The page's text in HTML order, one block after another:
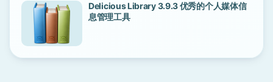
Delicious Library 3.9.3 优秀的个人媒体信
息管理工具